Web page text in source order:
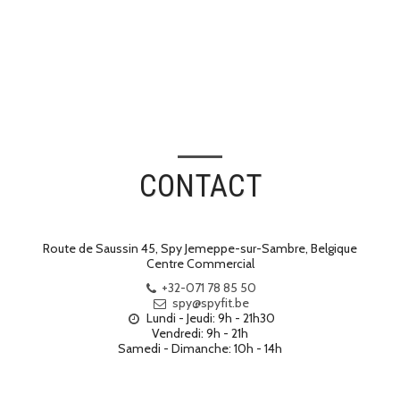
CONTACT
Route de Saussin 45, Spy Jemeppe-sur-Sambre, Belgique
Centre Commercial
+32-071 78 85 50
spy@spyfit.be
Lundi - Jeudi: 9h - 21h30
Vendredi: 9h - 21h
Samedi - Dimanche: 10h - 14h